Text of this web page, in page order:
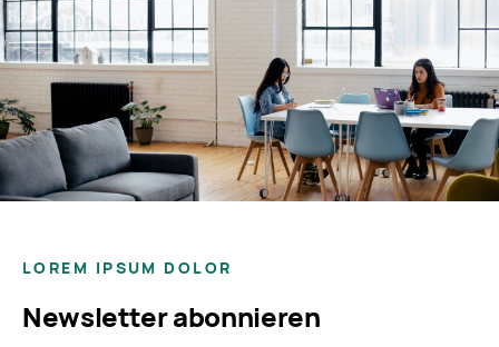
LOREM IPSUM DOLOR
Newsletter abonnieren